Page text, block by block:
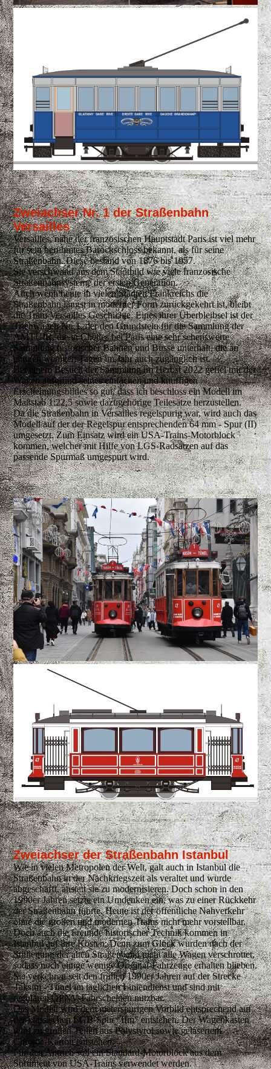
Zweiachser Nr. 1 der Straßenbahn
Versailles
Versailles, nahe der französischen Hauptstadt Paris ist viel mehr
für sein berühmtes Barockschloss bekannt, als für seine
Straßenbahn. Diese bestand von 1876 bis 1957.
Sie verschwand aus dem Stadtbild wie viele französische
Straßenbahnsysteme der ersten Generation.
Auch wenn heute in vielen Städten Frankreichs die
Straßenbahn längst in moderner Form zurückgekehrt ist, bleibt
die Tram Versailles Geschichte. Eines ihrer Überbleibsel ist der
Triebwagen Nr. 1, der den Grundstein für die Sammlung der
AMTUIR, die in Chelles bei Paris eine sehr sehenswerte
Sammlung historischer Bahnen und Busse unterhält, die an
einigen wenigen Tagen im Jahr auch zugänglich ist.
Bei einem Besuch der Sammlung im Herbst 2022 gefiel mir der
Wagen aufgrund seines einfachen und knuffigen
Erscheinungsbildes so gut, dass ich beschloss ein Modell im
Maßstab 1:22,5 sowie dazugehörige Teilesätze herzustellen.
Da die Straßenbahn in Versailles regelspurig war, wird auch das
Modell auf der der Regelspur entsprechenden 64 mm - Spur (II)
umgesetzt. Zum Einsatz wird ein USA-Trains-Motorblock
kommen, welcher mit Hilfe von LGS-Radsätzen auf das
passende Spurmaß umgespurt wird.
Zweiachser der Straßenbahn Istanbul
Wie in vielen Metropolen der Welt, galt auch in Istanbul die
Straßenbahn in der Nachkriegszeit als veraltet und wurde
abgeschafft, anstatt sie zu modernisieren. Doch schon in den
1990er Jahren setzte ein Umdenken ein, was zu einer Rückkehr
der Straßenbahn führte. Heute ist der öffentliche Nahverkehr
ohne die großen und modernen Trams nicht mehr vorstellbar.
Doch auch die Freunde historischer Technik kommen in
Istanbul auf ihre Kosten: Denn zum Glück wurden nach der
Stilllegung der alten Straßenbahn nicht alle Wagen verschrottet,
sodass noch einige wenige Original-Fahrzeuge erhalten blieben.
Sie verkehren seit den frühen 1990er Jahren auf der Strecke
Taksim - Tünel im täglichen Liniendienst und sind mit
regulären ÖPNV-Fahrscheinen nutzbar.
Das Modell wird dem meterspurigen Vorbild entsprechend auf
der klassischen LGB-Spur "IIm" entstehen. Der Wagenkasten
wird zu großen Teilen aus Polystyrol sowie gelasertem
Chroma-Karton entstehen.
Für den Antrieb soll ein Standard-Motorblock aus dem
Sortiment von USA-Trains verwendet werden.